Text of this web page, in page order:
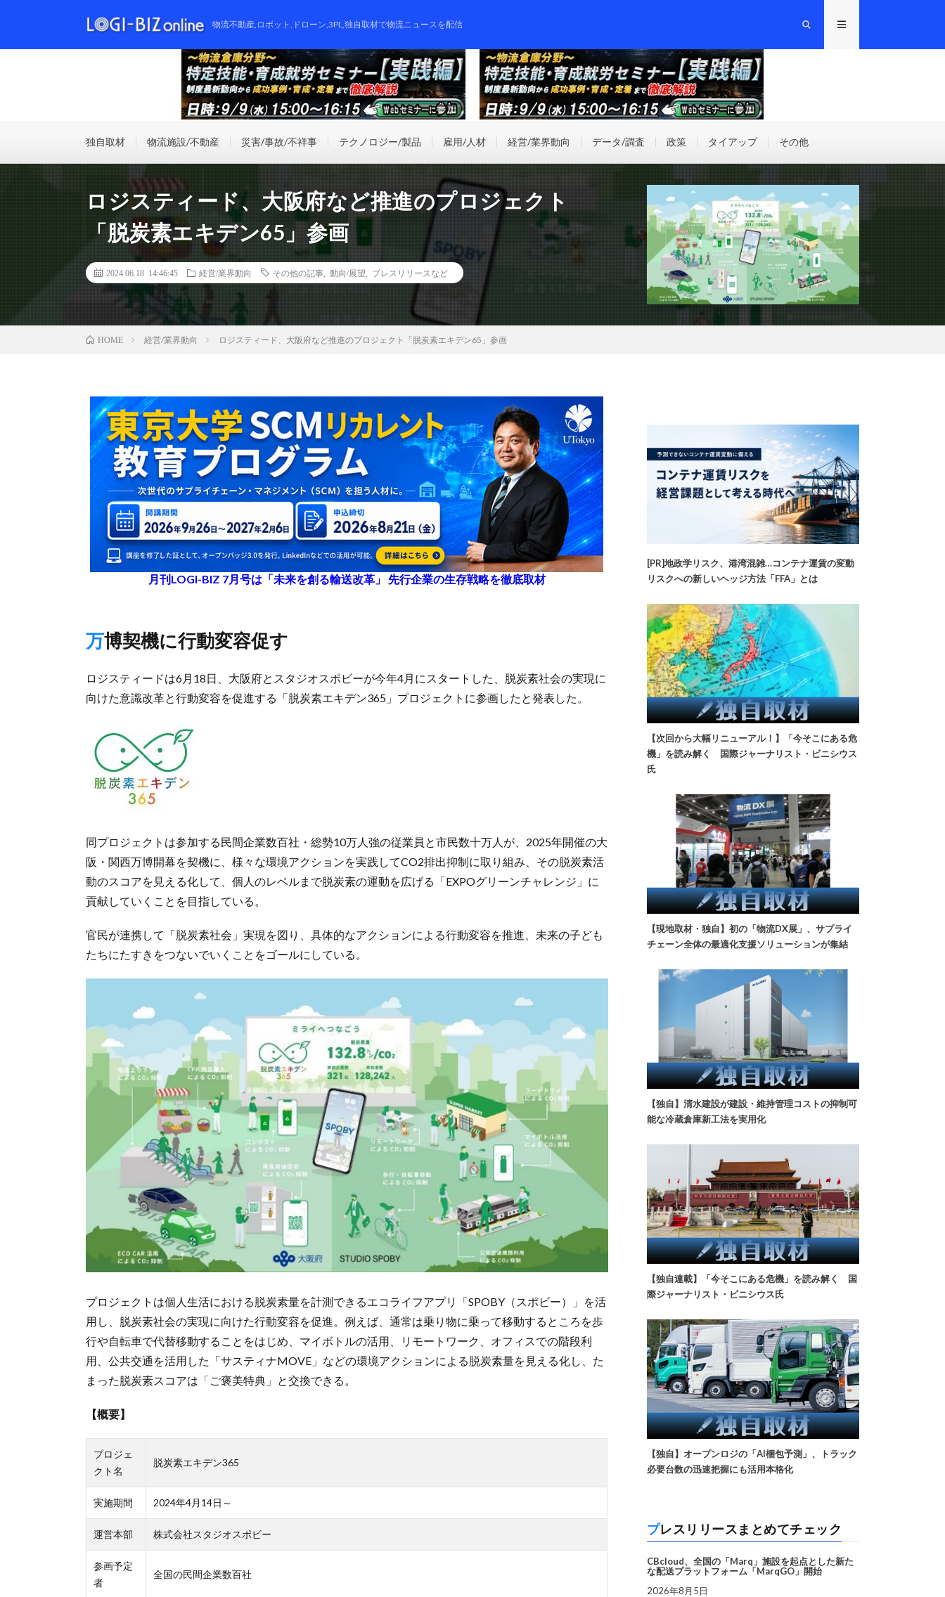
物流不動産,ロボット,ドローン,3PL,独自取材で物流ニュースを配信
独自取材 物流施設/不動産 災害/事故/不祥事 テクノロジー/製品 雇用/人材 経営/業界動向 データ/調査 政策 タイアップ その他
ロジスティード、大阪府など推進のプロジェクト
「脱炭素エキデン65」参画
2024.06.18 14:46:45 経営/業界動向 その他の記事 動向/展望 プレスリリースなど
HOME 経営/業界動向 ロジスティード、大阪府など推進のプロジェクト「脱炭素エキデン65」参画
月刊LOGI-BIZ 7月号は「未来を創る輸送改革」 先行企業の生存戦略を徹底取材
万博契機に行動変容促す
ロジスティードは6月18日、大阪府とスタジオスポビーが今年4月にスタートした、脱炭素社会の実現に
向けた意識改革と行動変容を促進する「脱炭素エキデン365」プロジェクトに参画したと発表した。
同プロジェクトは参加する民間企業数百社・総勢10万人強の従業員と市民数十万人が、2025年開催の大
阪・関西万博開幕を契機に、様々な環境アクションを実践してCO2排出抑制に取り組み、その脱炭素活
動のスコアを見える化して、個人のレベルまで脱炭素の運動を広げる「EXPOグリーンチャレンジ」に
貢献していくことを目指している。
官民が連携して「脱炭素社会」実現を図り、具体的なアクションによる行動変容を推進、未来の子ども
たちにたすきをつないでいくことをゴールにしている。
プロジェクトは個人生活における脱炭素量を計測できるエコライフアプリ「SPOBY（スポビー）」を活
用し、脱炭素社会の実現に向けた行動変容を促進。例えば、通常は乗り物に乗って移動するところを歩
行や自転車で代替移動することをはじめ、マイボトルの活用、リモートワーク、オフィスでの階段利
用、公共交通を活用した「サスティナMOVE」などの環境アクションによる脱炭素量を見える化し、た
まった脱炭素スコアは「ご褒美特典」と交換できる。
【概要】
プロジェ
クト名
脱炭素エキデン365
実施期間 2024年4月14日～
運営本部 株式会社スタジオスポビー
参画予定
者
全国の民間企業数百社
[PR]地政学リスク、港湾混雑…コンテナ運賃の変動
リスクへの新しいヘッジ方法「FFA」とは
【次回から大幅リニューアル！】「今そこにある危
機」を読み解く 国際ジャーナリスト・ビニシウス
氏
【現地取材・独自】初の「物流DX展」、サプライ
チェーン全体の最適化支援ソリューションが集結
【独自】清水建設が建設・維持管理コストの抑制可
能な冷蔵倉庫新工法を実用化
【独自連載】「今そこにある危機」を読み解く 国
際ジャーナリスト・ビニシウス氏
【独自】オープンロジの「AI梱包予測」、トラック
必要台数の迅速把握にも活用本格化
プレスリリースまとめてチェック
CBcloud、全国の「Marq」施設を起点とした新た
な配送プラットフォーム「MarqGO」開始
2026年8月5日